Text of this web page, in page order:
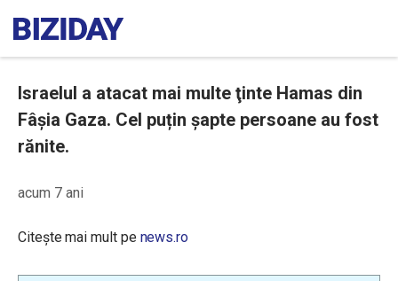
Israelul a atacat mai multe ţinte Hamas din
Fâşia Gaza. Cel puțin şapte persoane au fost
rănite.
acum 7 ani
Citește mai mult pe news.ro